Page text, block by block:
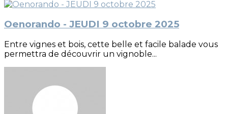
Oenorando - JEUDI 9 octobre 2025
Entre vignes et bois, cette belle et facile balade vous
permettra de découvrir un vignoble...